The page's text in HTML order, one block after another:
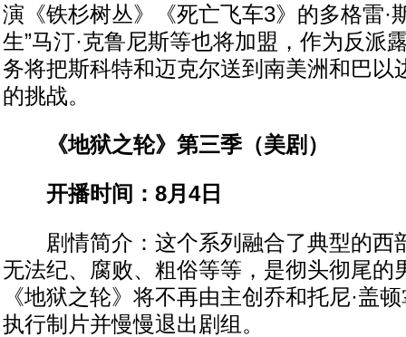
演《铁杉树丛》《死亡飞车3》的多格雷·
生”马汀·克鲁尼斯等也将加盟，作为反派
务将把斯科特和迈克尔送到南美洲和巴以
的挑战。
《地狱之轮》第三季（美剧）
开播时间：8月4日
剧情简介：这个系列融合了典型的西
无法纪、腐败、粗俗等等，是彻头彻尾的
《地狱之轮》将不再由主创乔和托尼·盖
执行制片并慢慢退出剧组。